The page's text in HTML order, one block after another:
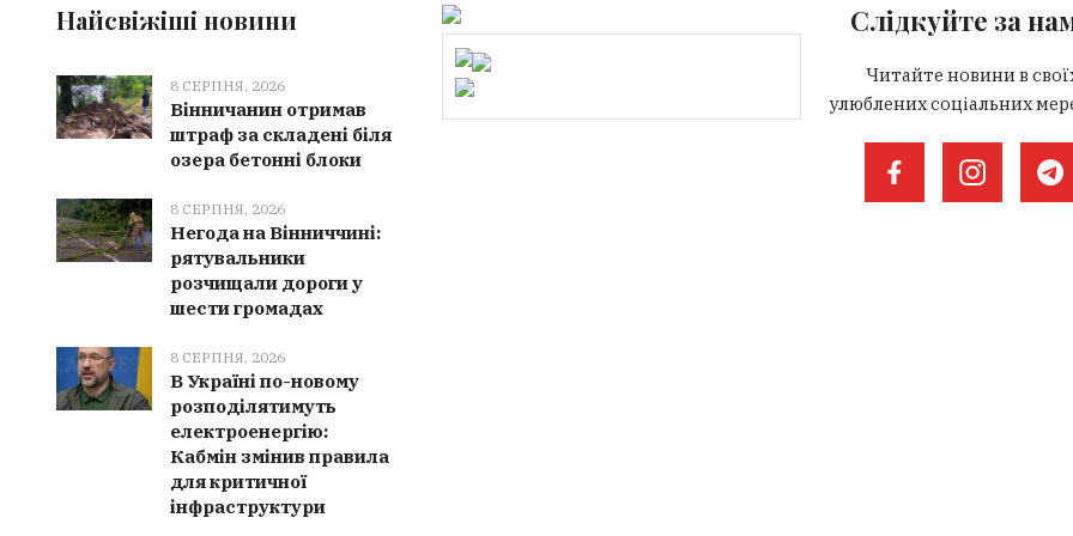
Найсвіжіші новини
8 СЕРПНЯ, 2026
Вінничанин отримав
штраф за складені біля
озера бетонні блоки
8 СЕРПНЯ, 2026
Негода на Вінниччині:
рятувальники
розчищали дороги у
шести громадах
8 СЕРПНЯ, 2026
В Україні по-новому
розподілятимуть
електроенергію:
Кабмін змінив правила
для критичної
інфраструктури
Слідкуйте за
Читайте новини в
улюблених соціальних